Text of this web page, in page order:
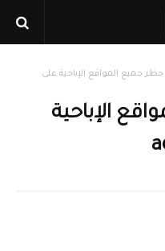
جميع المواقع الإباحية على
الإباحية